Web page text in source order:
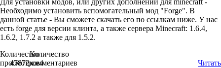
Необходимо установить вспомогательный мод "Forge". В
данной статье - Вы сможете скачать его по ссылкам ниже. У нас
есть forge для версии клинта, а также сервера Minecraft: 1.6.4,
1.6.2, 1.7.2 а также для 1.5.2.
Количество
просмотров
47872
Количество
комментариев
4 Читать